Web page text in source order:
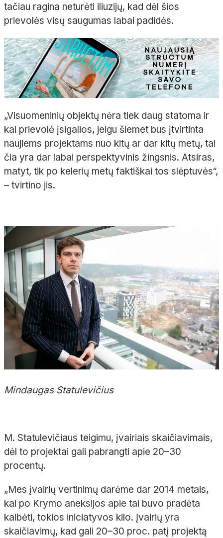
tačiau ragina neturėti iliuzijų, kad dėl šios
prievolės visų saugumas labai padidės.
„Visuomeninių objektų nėra tiek daug statoma ir
kai prievolė įsigalios, jeigu šiemet bus įtvirtinta
naujiems projektams nuo kitų ar dar kitų metų, tai
čia yra dar labai perspektyvinis žingsnis. Atsiras,
matyt, tik po kelerių metų faktiškai tos slėptuvės“,
– tvirtino jis.
Mindaugas Statulevičius
M. Statulevičiaus teigimu, įvairiais skaičiavimais,
dėl to projektai gali pabrangti apie 20–30
procentų.
„Mes įvairių vertinimų darėme dar 2014 metais,
kai po Krymo aneksijos apie tai buvo pradėta
kalbėti, tokios iniciatyvos kilo. Įvairių yra
skaičiavimų, kad gali 20–30 proc. patį projektą